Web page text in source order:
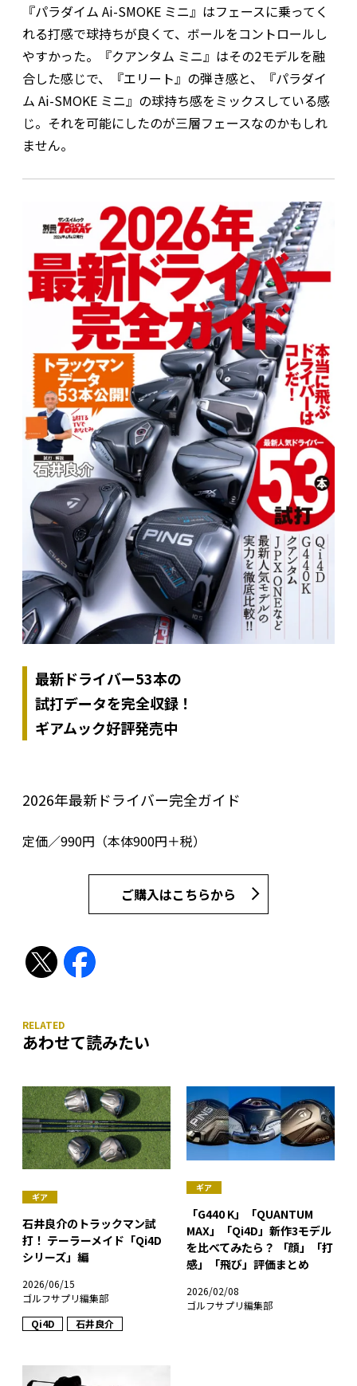
『パラダイム Ai-SMOKE ミニ』はフェースに乗ってく
れる打感で球持ちが良くて、ボールをコントロールし
やすかった。『クアンタム ミニ』はその2モデルを融
合した感じで、『エリート』の弾き感と、『パラダイ
ム Ai-SMOKE ミニ』の球持ち感をミックスしている感
じ。それを可能にしたのが三層フェースなのかもしれ
ません。
最新ドライバー53本の
試打データを完全収録！
ギアムック好評発売中
2026年最新ドライバー完全ガイド
定価／990円（本体900円＋税）
ご購入はこちらから
あわせて読みたい
ギア
石井良介のトラックマン試
打！ テーラーメイド「Qi4D
シリーズ」編
2026/06/15
ゴルフサプリ編集部
Qi4D
石井良介
ギア
「G440 K」「QUANTUM
MAX」「Qi4D」新作3モデル
を比べてみたら？ 「顔」「打
感」「飛び」評価まとめ
2026/02/08
ゴルフサプリ編集部